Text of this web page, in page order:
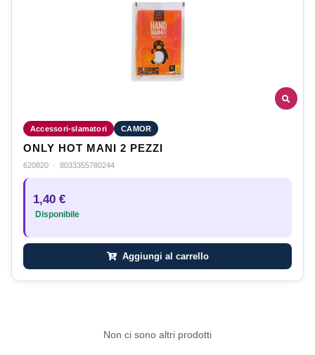
Accessori-slamatori CAMOR
ONLY HOT MANI 2 PEZZI
620820 · 8033355780244
1,40 €
Disponibile
Aggiungi al carrello
Non ci sono altri prodotti